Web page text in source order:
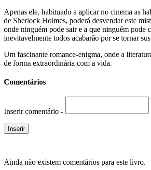
Apenas ele, habituado a aplicar no cinema as
de Sherlock Holmes, poderá desvendar este
onde ninguém pode sair e a que ninguém pode
inevitavelmente todos acabarão por se tornar
Um fascinante romance-enigma, onde a
de forma extraordinária com a vida.
Comentários
Inserir comentário -
Ainda não existem comentários para este livro.